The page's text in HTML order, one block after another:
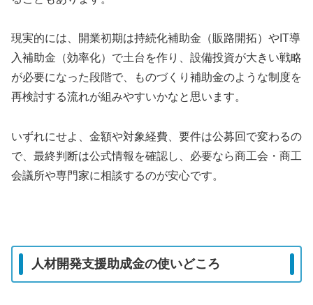
現実的には、開業初期は持続化補助金（販路開拓）やIT導
入補助金（効率化）で土台を作り、設備投資が大きい戦略
が必要になった段階で、ものづくり補助金のような制度を
再検討する流れが組みやすいかなと思います。
いずれにせよ、金額や対象経費、要件は公募回で変わるの
で、最終判断は公式情報を確認し、必要なら商工会・商工
会議所や専門家に相談するのが安心です。
人材開発支援助成金の使いどころ